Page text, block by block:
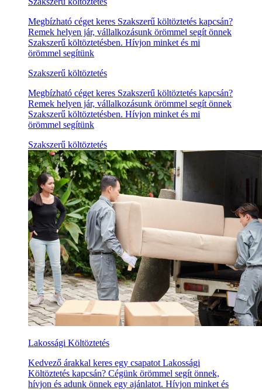
Megbízható céget keres Szakszerű költöztetés kapcsán?
Remek helyen jár, vállalkozásunk örömmel segít önnek
Szakszerű költöztetésben. Hívjon minket és mi
örömmel segítünk
Szakszerű költöztetés
Megbízható céget keres Szakszerű költöztetés kapcsán?
Remek helyen jár, vállalkozásunk örömmel segít önnek
Szakszerű költöztetésben. Hívjon minket és mi
örömmel segítünk
Szakszerű költöztetés
Lakossági Költöztetés
Kedvező árakkal keres egy csapatot Lakossági
Költöztetés kapcsán? Cégünk örömmel segít önnek,
hívjon és adunk önnek egy ajánlatot. Hívjon minket és